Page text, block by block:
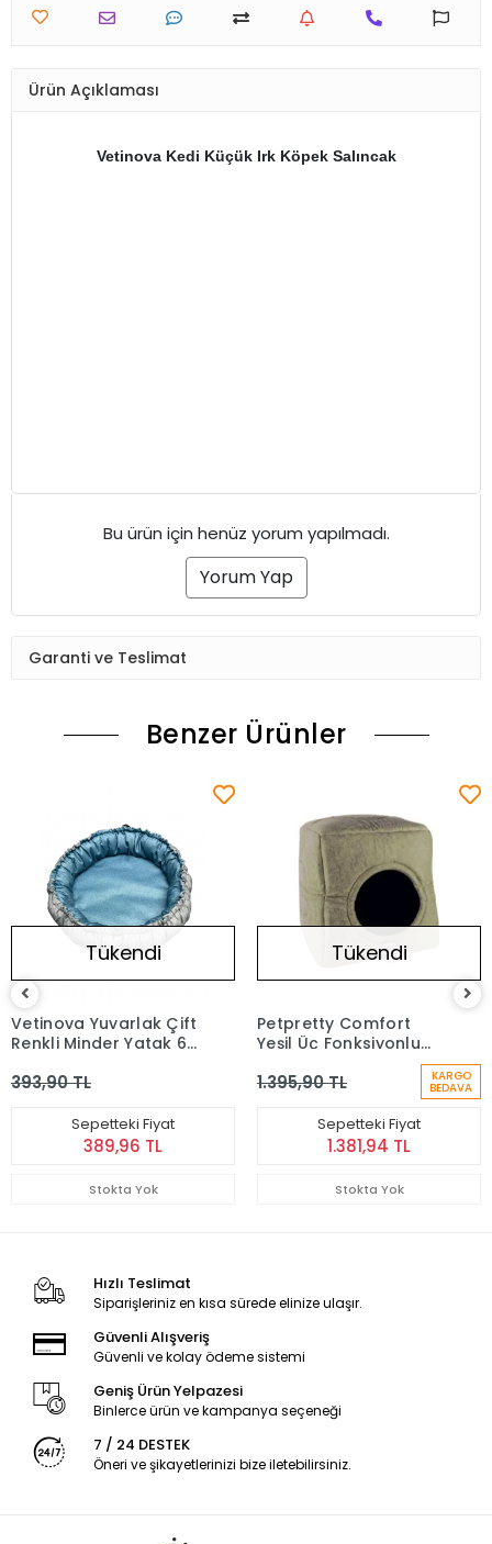
Ürün Açıklaması
Vetinova Kedi Küçük Irk Köpek Salıncak
Bu ürün için henüz yorum yapılmadı.
Yorum Yap
Garanti ve Teslimat
Benzer Ürünler
Tükendi
Vetinova Yuvarlak Çift
Renkli Minder Yatak 60
393,90 TL
Sepetteki Fiyat
389,96 TL
Stokta Yok
Tükendi
Petpretty Comfort
Yeşil Üç Fonksiyonlu
Yatak 42 x 42 x 23 cm
1.395,90 TL KARGO
BEDAVA
Sepetteki Fiyat
1.381,94 TL
Stokta Yok
Hızlı Teslimat
Siparişleriniz en kısa sürede elinize ulaşır.
Güvenli Alışveriş
Güvenli ve kolay ödeme sistemi
Geniş Ürün Yelpazesi
Binlerce ürün ve kampanya seçeneği
7 / 24 DESTEK
Öneri ve şikayetlerinizi bize iletebilirsiniz.